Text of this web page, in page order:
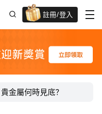
註冊/登入
迎新驚喜賞 股票/BTC等任你揀!
金屬何時見底？